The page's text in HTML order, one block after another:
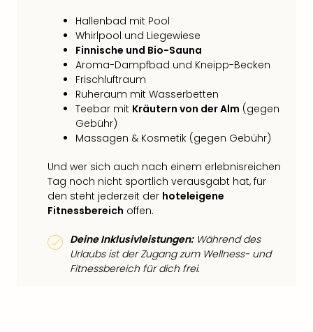
Hallenbad mit Pool
Whirlpool und Liegewiese
Finnische und Bio-Sauna
Aroma-Dampfbad und Kneipp-Becken
Frischluftraum
Ruheraum mit Wasserbetten
Teebar mit Kräutern von der Alm (gegen
Gebühr)
Massagen & Kosmetik (gegen Gebühr)
Und wer sich auch nach einem erlebnisreichen
Tag noch nicht sportlich verausgabt hat, für
den steht jederzeit der hoteleigene
Fitnessbereich offen.
Deine Inklusivleistungen:Während des
Urlaubs ist der Zugang zum Wellness- und
Fitnessbereich für dich frei.